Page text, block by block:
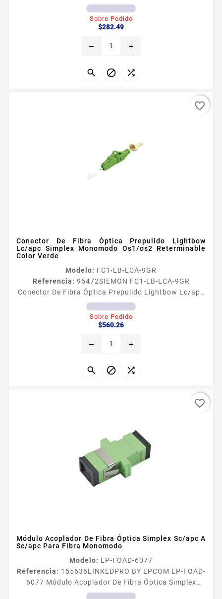
Os1/os2 Tipo Keystone Color Blanco Tipo Módulo de
fibra Color Blanco Tipo del fibra Monomodo OS1OS2
Tipo de conector LC Duplex No de espacios
Zirconia
Sobre Pedido
$282.49Precio
remove add
  
Conector De Fibra Óptica Prepulido Lightbow
Lc/apc Simplex Monomodo Os1/os2 Reterminable
Color Verde
Modelo: FC1-LB-LCA-9GR
Referencia: 96472SIEMON FC1-LB-LCA-9GR
Conector De Fibra Óptica Prepulido Lightbow Lc/apc
Simplex Monomodo Os1/os2 Reterminable Color
Verde En combinacioacuten con la exclusiva
herramienta de terminacioacuten con patente de
pueden implementar con gran velocidad de
reterminar Disponibles en configuraciones LC y SC
Sobre Pedido
$560.26Precio
remove add
  
favorite_border
Módulo Acoplador De Fibra Óptica Simplex Sc/apc A
Sc/apc Para Fibra Monomodo
Modelo: LP-FOAD-6077
Referencia: 155636LINKEDPRO BY EPCOM LP-FOAD-
6077 Módulo Acoplador De Fibra Óptica Simplex
Sc/apc A Sc/apc Para Fibra Monomodo Los
favorite_border